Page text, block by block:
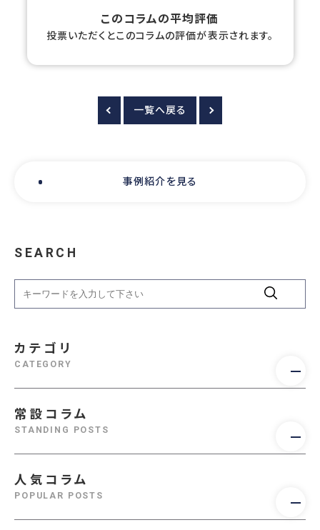
このコラムの平均評価
投票いただくとこのコラムの評価が表示されます。
一覧へ戻る
事例紹介を見る
SEARCH
カテゴリ
CATEGORY
常設コラム
STANDING POSTS
人気コラム
POPULAR POSTS